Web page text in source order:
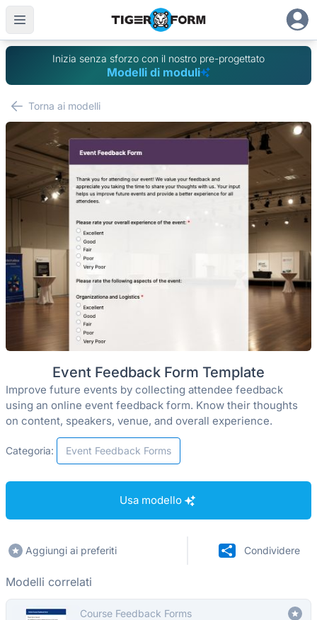
Inizia senza sforzo con il nostro pre-progettato
Modelli di moduli
Torna ai modelli
Event Feedback Form Template
Improve future events by collecting attendee feedback
using an online event feedback form. Know their thoughts
on content, speakers, venue, and overall experience.
Categoria: Event Feedback Forms
Usa modello
Aggiungi ai preferiti Condividere
Modelli correlati
Course Feedback Forms